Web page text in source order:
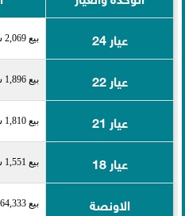
عيار 24
بيع 2,069 شراء 2,114
عيار 22 بيع 1,896 شراء 1,938
عيار 21 بيع 1,810 شراء 1,850
عيار 18 بيع 1,551 شراء 1,586
الاونصة بيع 64,333 شراء 65,754